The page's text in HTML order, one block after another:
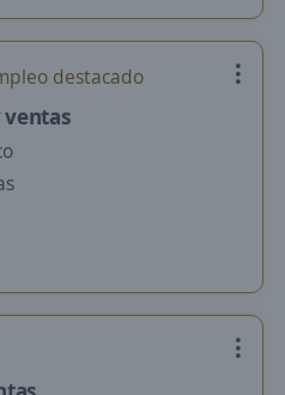
destacado
ventas